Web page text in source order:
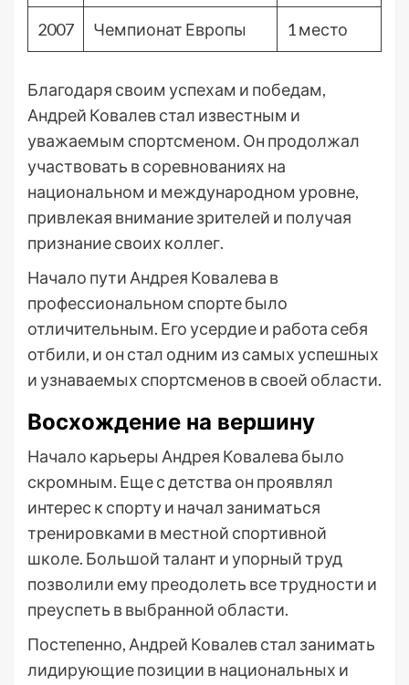
2007 Чемпионат Европы 1 место
Благодаря своим успехам и победам,
Андрей Ковалев стал известным и
уважаемым спортсменом. Он продолжал
участвовать в соревнованиях на
национальном и международном уровне,
привлекая внимание зрителей и получая
признание своих коллег.
Начало пути Андрея Ковалева в
профессиональном спорте было
отличительным. Его усердие и работа себя
отбили, и он стал одним из самых успешных
и узнаваемых спортсменов в своей области.
Восхождение на вершину
Начало карьеры Андрея Ковалева было
скромным. Еще с детства он проявлял
интерес к спорту и начал заниматься
тренировками в местной спортивной
школе. Большой талант и упорный труд
позволили ему преодолеть все трудности и
преуспеть в выбранной области.
Постепенно, Андрей Ковалев стал занимать
лидирующие позиции в национальных и